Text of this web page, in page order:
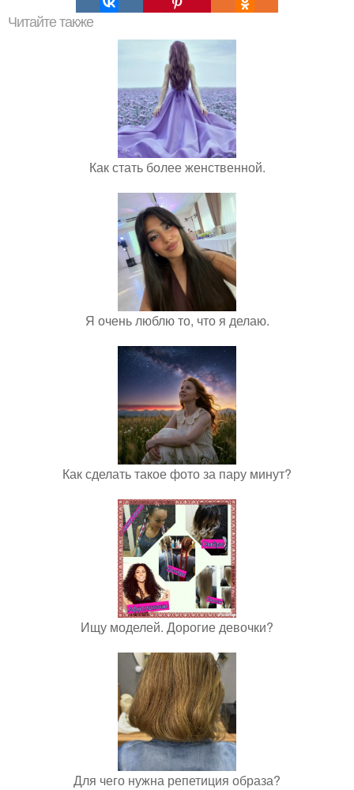
Читайте также
Как стать более женственной.
Я очень люблю то, что я делаю.
Как сделать такое фото за пару минут?
Ищу моделей. Дорогие девочки?
Для чего нужна репетиция образа?